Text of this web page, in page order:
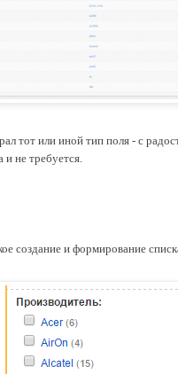
тот или иной тип поля - с
и не требуется.
создание и формирование